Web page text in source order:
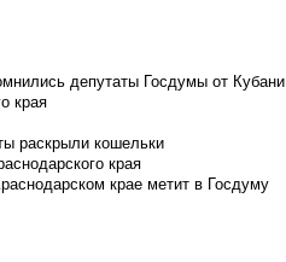
депутаты Госдумы от Кубани
края
раскрыли кошельки
края
крае метит в Госдуму